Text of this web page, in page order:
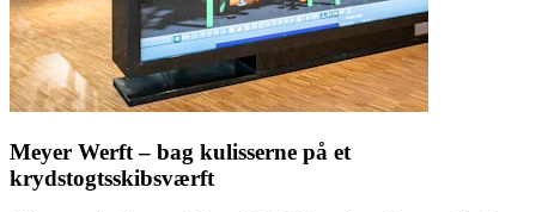
Meyer Werft – bag kulisserne på et
krydstogtsskibsværft